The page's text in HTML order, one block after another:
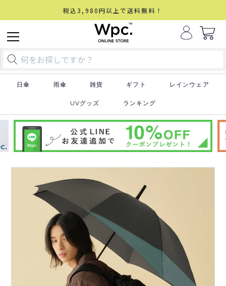
税込3,980円以上で送料無料！
日傘 雨傘 雑貨 ギフト レインウェア
UVグッズ ランキング